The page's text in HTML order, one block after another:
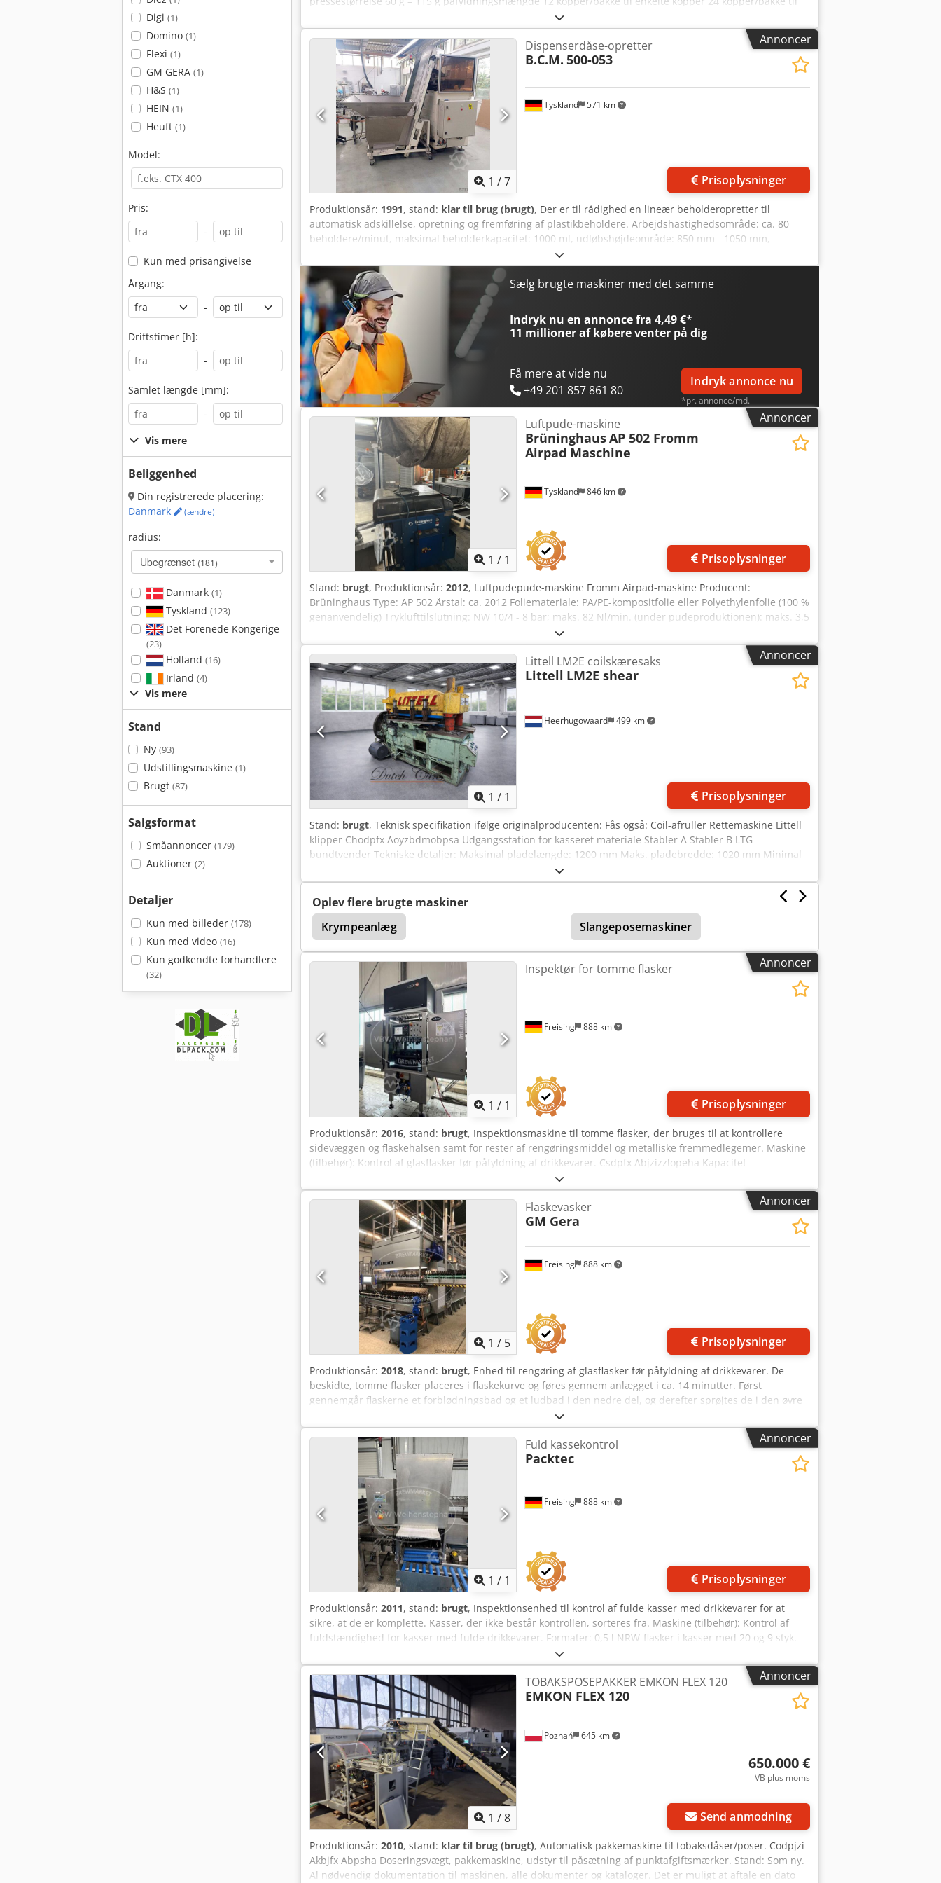
Digi (1)
Domino (1)
Flexi (1)
GM GERA (1)
H&S (1)
HEIN (1)
Heuft (1)
Model:
Pris:
-
Kun med prisangivelse
Årgang:
-
Driftstimer [h]:
-
Samlet længde [mm]:
-
Vis mere
Beliggenhed
Din registrerede placering:
Danmark
(ændre)
radius:
Ubegrænset (181)
Danmark (1)
Tyskland (123)
Det Forenede Kongerige
(23)
Holland (16)
Irland (4)
Vis mere
Stand
Ny (93)
Udstillingsmaskine (1)
Brugt (87)
Salgsformat
Småannoncer (179)
Auktioner (2)
Detaljer
Kun med billeder (178)
Kun med video (16)
Kun godkendte forhandlere
(32)
dobbeltlag 16 kopper/bakke til små bakker 8 kopper/bakke til 2 kopper med påfyldningsfunktion
Produktudvalg: Budding med eller uden fløde, mousse uden fløde. Stand: God. Underlokation: E3.
Annoncer
1 /7
Tyskland 571 km
Dispenserdåse-opretter
B.C.M. 500-053
Prisoplysninger
Produktionsår: 1991, stand: klar til brug (brugt), Der er til rådighed en lineær beholderopretter til
automatisk adskillelse, opretning og fremføring af plastikbeholdere. Arbejdshastighedsområde: ca. 80
beholdere/minut, maksimal beholderkapacitet: 1000 ml, udløbshøjdeområde: 850 mm - 1050 mm,
maskinens dimensioner X/Y/Z: ca. 2600 mm/1500 mm/2300 mm, vægt: ca. 1200 kg. Plastikkegelhjulet til
justering har en defekt. En inspektion på stedet er mulig. Chedpfeznx Iyex Abpja
Sælg brugte maskiner med det samme
Indryk nu en annonce fra 4,49 €*
11 millioner af købereventer på dig
Få mere at vide nu
+49 201 857 861 80
Indryk annonce nu
*pr. annonce/md.
Annoncer
1 / 1
Tyskland 846 km
Luftpude-maskine
BrüninghausAP 502 Fromm
Airpad Maschine
Prisoplysninger
Stand: brugt, Produktionsår: 2012, Luftpudepude-maskine Fromm Airpad-maskine Producent:
Brüninghaus Type: AP 502 Årstal: ca. 2012 Foliemateriale: PA/PE-kompositfolie eller Polyethylenfolie (100 %
genanvendelig) Tryklufttilslutning: NW 10/4 - 8 bar; maks. 82 Nl/min. (under pudeproduktionen): maks. 3,5
Nl/cyklus Ydelse: 25 – 49 cyklusser/min. (afhængigt af folietype og pudestørrelse) Chodpfx Abewulylopja
Elektrisk tilslutning: 230 VAC; 50/60 Hz; 16 A; 2,0 kVA Dimensioner: (L x B x H) 1.600 x 767 x 1.292 mm Vægt:
230 kg Tilbehør/ekstraudstyr: • Lagrede programmer til forskellige pudestørrelser • Programskift foretages
ved et tryk på en knap • Fra 4 cm til 16 cm længde kan der produceres individuelt med defineret
fyldningsgrad • 10 programmer er tilgængelige til lagring af flere parametre 22726
Annoncer
1 / 1
Heerhugowaard 499 km
Littell LM2E coilskæresaks
Littell LM2E shear
Prisoplysninger
Stand: brugt, Teknisk specifikation ifølge originalproducenten: Fås også: Coil-afruller Rettemaskine Littell
klipper Chodpfx Aoyzbdmobpsa Udgangsstation for kasseret materiale Stabler A Stabler B LTG
bundtvender Tekniske detaljer: Maksimal pladelængde: 1200 mm Maks. pladebredde: 1020 mm Minimal
pladebredde: 610 mm Pladetykkelse: 0,13 mm – 0,50 mm Maks. coilvægt: 13,5 tons Maks. pallebunkevægt:
2,5 tons Produktionskapacitet: op til 100 - 120 meter pr. minut.
Oplev flere brugte maskiner
Krympeanlæg
Slangeposemaskiner
Annoncer
1 / 1
Freising 888 km
Inspektør for tomme flasker
Prisoplysninger
Produktionsår: 2016, stand: brugt, Inspektionsmaskine til tomme flasker, der bruges til at kontrollere
sidevæggen og flaskehalsen samt for rester af rengøringsmiddel og metalliske fremmedlegemer. Maskine
(tilbehør): Kontrol af glasflasker før påfyldning af drikkevarer. Csdpfx Abjzizzlopeha Kapacitet
påfyldningslinje: 44.000 flasker/time. Kapacitet ved påfyldningsmaskinen. Formater: 0,5 l NRW-flasker.
Materiale: Kabinet i rustfrit stål. Placering: I et stående kabinet på fødder. Udstyr: Flasketransportør;
kabinet; betjeningspanel.
Annoncer
1 / 5
Freising 888 km
Flaskevasker
GM Gera
Prisoplysninger
Produktionsår: 2018, stand: brugt, Enhed til rengøring af glasflasker før påfyldning af drikkevarer. De
beskidte, tomme flasker placeres i flaskekurve og føres gennem anlægget i ca. 14 minutter. Først
gennemgår flaskerne et forblødningsbad og et ludbad i den nedre del, og derefter sprøjtes de i den øvre
del med lud, to gange med varmt vand, koldt vand og til sidst frisk vand. De rengjorte flasker afleveres
over flaskeindgangen til flasketransportbåndet. Maskine (ekstra): Enhed til rengøring af glasflasker
Nominel kapacitet: 33.000 flasker/time; mekanisk reguleringsområde: 13.200 - 36.000 flasker/time Antal
kurvebærere: 269 stk.; heraf 259 stk. fyldt – i alt flasker: 7.770 stk. Gennemløbstid: 14,14 minutter
Varme/kulde: 1.352.712 kJ/time Vand: 7,92 m3/time Formater: 0,5 l NRW-flasker Materiale: Kabinet af
rustfrit stål Placering/position: I kabinet på fødder med større overflade Grundlæggende konstruktion:
Enhed til rengøring Codjzizyzjpfx Abpoha Udstyr: Forblødnings- og ludbade; sprøjtedyser; flasketransport
med drev; pumper; øverste del som arbejdsplatform med gelændere; kabinet; kontrolskab; touchskærm
som HMI-panel.
Annoncer
1 / 1
Freising 888 km
Fuld kassekontrol
Packtec
Prisoplysninger
Produktionsår: 2011, stand: brugt, Inspektionsenhed til kontrol af fulde kasser med drikkevarer for at
sikre, at de er komplette. Kasser, der ikke består kontrollen, sorteres fra. Maskine (tilbehør): Kontrol af
fuldstændighed for kasser med fulde drikkevarer. Formater: 0,5 l NRW-flasker i kasser med 20 og 9 styk.
Chjdpfx Ajzizx Robpja Materiale: Kabinet i rustfrit stål. Placering: I et stående kabinet med fødder. Udstyr:
Kassetransportør; kabinet; sorteringsmekanisme; kontrolskab med digitalt betjeningspanel.
Annoncer
1 /8
Poznań 645 km
TOBAKSPOSEPAKKER EMKON FLEX 120
EMKON FLEX 120
650.000 €
VB plus moms
Send anmodning
Produktionsår: 2010, stand: klar til brug (brugt), Automatisk pakkemaskine til tobaksdåser/poser. Codpjzi
Akbjfx Abpsha Doseringsvægt, pakkemaskine, udstyr til påsætning af punktafgiftsmærker. Stand: Som ny.
Al nødvendig dokumentation til maskinen, alle dokumenter og kataloger. Det er muligt at aftale en dato